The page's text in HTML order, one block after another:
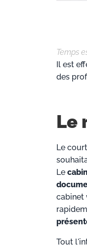
Temps
Il est
des
Le
Le
Le
cabinet
Tout